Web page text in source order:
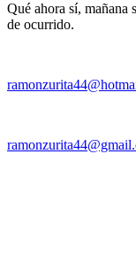
Qué ahora sí, mañana
de ocurrido.